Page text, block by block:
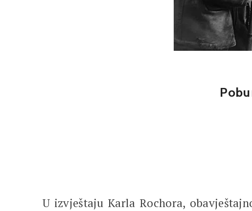
U izvještaju Karla Rochora,